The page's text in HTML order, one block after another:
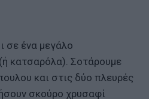
σε ένα μεγάλο
κατσαρόλα). Σοτάρουμε
και στις δύο πλευρές
σκούρο χρυσαφί